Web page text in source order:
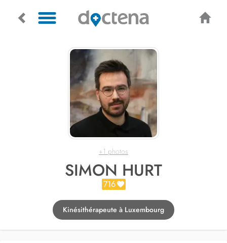
+1 photos
SIMON HURT
716
Kinésithérapeute à Luxembourg